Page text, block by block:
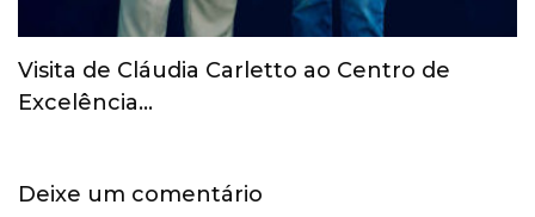
COI revoga suspensão provisória do Comitê
Olímpico Russo
Deixe um comentário